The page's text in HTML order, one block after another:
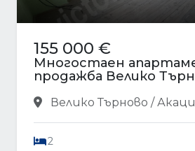
155 000 €
Многостаен
продажба Велико
Велико Търново /
2